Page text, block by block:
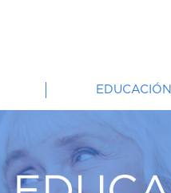
EDUCACIÓN